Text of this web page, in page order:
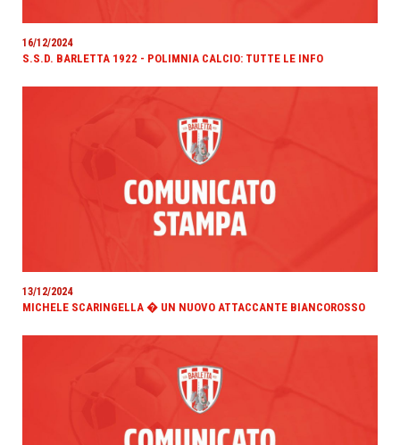
16/12/2024
S.S.D. BARLETTA 1922 - POLIMNIA CALCIO: TUTTE LE INFO
13/12/2024
MICHELE SCARINGELLA � UN NUOVO ATTACCANTE BIANCOROSSO